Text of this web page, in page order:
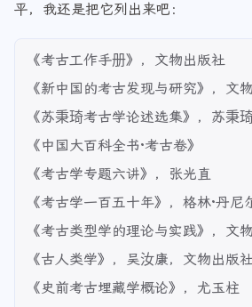
平，我还是把它列出来吧：
《考古工作手册》，文物出版社
《新中国的考古发现与研究》，文
《苏秉琦考古学论述选集》，苏秉
《中国大百科全书·考古卷》
《考古学专题六讲》，张光直
《考古学一百五十年》，格林·丹尼
《考古类型学的理论与实践》，文物
《古人类学》，吴汝康，文物出版
《史前考古埋藏学概论》，尤玉柱